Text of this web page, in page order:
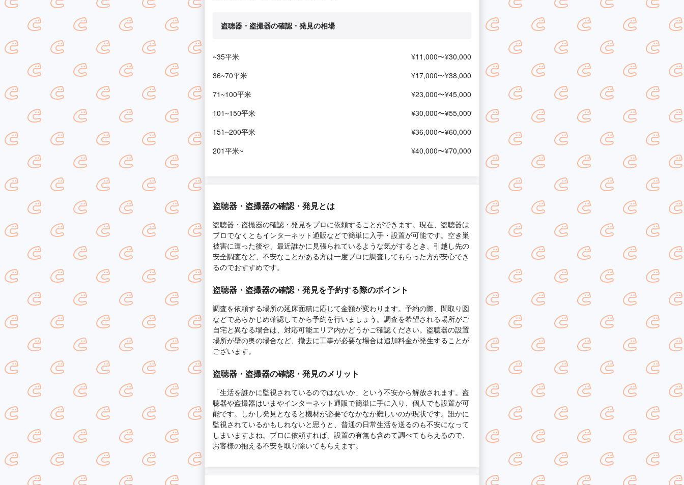
盗聴器・盗撮器の確認・発見の相場
~35平米
¥11,000〜¥30,000
36~70平米
¥17,000〜¥38,000
71~100平米
¥23,000〜¥45,000
101~150平米
¥30,000〜¥55,000
151~200平米
¥36,000〜¥60,000
201平米~
¥40,000〜¥70,000
盗聴器・盗撮器の確認・発見とは
盗聴器・盗撮器の確認・発見をプロに依頼することができます。現在、盗聴器は
プロでなくともインターネット通販などで簡単に入手・設置が可能です。空き巣
被害に遭った後や、最近誰かに見張られているような気がするとき、引越し先の
安全調査など、不安なことがある方は一度プロに調査してもらった方が安心でき
るのでおすすめです。
盗聴器・盗撮器の確認・発見を予約する際のポイント
調査を依頼する場所の延床面積に応じて金額が変わります。予約の際、間取り図
などであらかじめ確認してから予約を行いましょう。調査を希望される場所がご
自宅と異なる場合は、対応可能エリア内かどうかご確認ください。盗聴器の設置
場所が壁の奥の場合など、撤去に工事が必要な場合は追加料金が発生することが
ございます。
盗聴器・盗撮器の確認・発見のメリット
「生活を誰かに監視されているのではないか」という不安から解放されます。盗
聴器や盗撮器はいまやインターネット通販で簡単に手に入り、個人でも設置が可
能です。しかし発見となると機材が必要でなかなか難しいのが現状です。誰かに
監視されているかもしれないと思うと、普通の日常生活を送るのも不安になって
しまいますよね。プロに依頼すれば、設置の有無も含めて調べてもらえるので、
お客様の抱える不安を取り除いてもらえます。